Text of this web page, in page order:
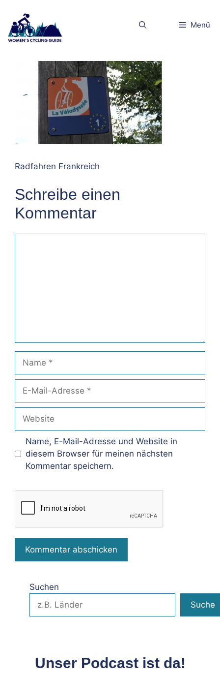
Inhalt
springen
Menü
DSCN2294K
Radfahren Frankreich
Schreibe einen
Kommentar
Name
Adresse
Website
Name, E-Mail-Adresse und Website in
diesem Browser für meinen nächsten
Kommentar speichern.
Suchen
Suche
Unser Podcast ist da!